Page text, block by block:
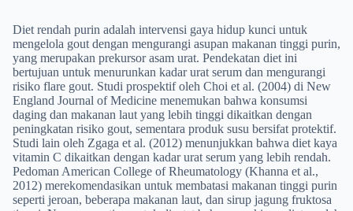
Diet rendah purin adalah intervensi gaya hidup kunci untuk
mengelola gout dengan mengurangi asupan makanan tinggi purin,
yang merupakan prekursor asam urat. Pendekatan diet ini
bertujuan untuk menurunkan kadar urat serum dan mengurangi
risiko flare gout. Studi prospektif oleh Choi et al. (2004) di New
England Journal of Medicine menemukan bahwa konsumsi
daging dan makanan laut yang lebih tinggi dikaitkan dengan
peningkatan risiko gout, sementara produk susu bersifat protektif.
Studi lain oleh Zgaga et al. (2012) menunjukkan bahwa diet kaya
vitamin C dikaitkan dengan kadar urat serum yang lebih rendah.
Pedoman American College of Rheumatology (Khanna et al.,
2012) merekomendasikan untuk membatasi makanan tinggi purin
seperti jeroan, beberapa makanan laut, dan sirup jagung fruktosa